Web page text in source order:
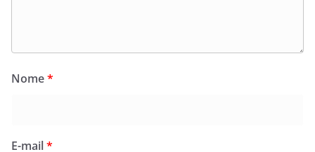
Nome*
E-mail*